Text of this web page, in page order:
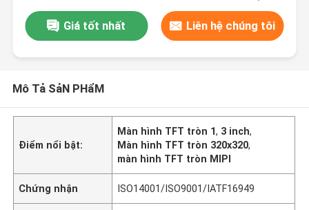
Giá tốt nhất Liên hệ chúng tôi
Mô Tả SảN PHẩM
Điểm nổi bật:
Màn hình TFT tròn 1, 3 inch,
Màn hình TFT tròn 320x320,
màn hình TFT tròn MIPI
Chứng nhận ISO14001/ISO9001/IATF16949